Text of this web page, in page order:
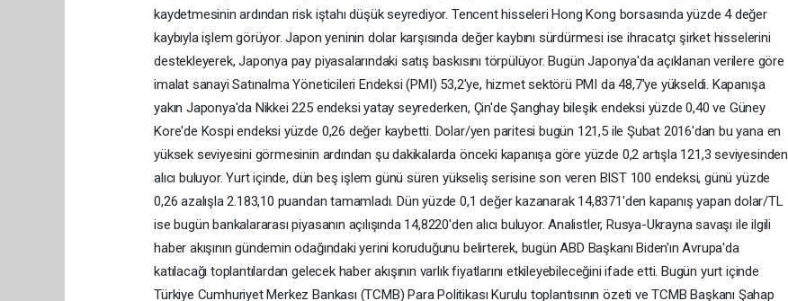
kaydetmesinin ardından risk iştahı düşük seyrediyor. Tencent hisseleri Hong Kong borsasında yüzde 4 değer
kaybıyla işlem görüyor. Japon yeninin dolar karşısında değer kaybını sürdürmesi ise ihracatçı şirket hisselerini
destekleyerek, Japonya pay piyasalarındaki satış baskısını törpülüyor. Bugün Japonya'da açıklanan verilere göre
imalat sanayi Satınalma Yöneticileri Endeksi (PMI) 53,2'ye, hizmet sektörü PMI da 48,7'ye yükseldi. Kapanışa
yakın Japonya'da Nikkei 225 endeksi yatay seyrederken, Çin'de Şanghay bileşik endeksi yüzde 0,40 ve Güney
Kore'de Kospi endeksi yüzde 0,26 değer kaybetti. Dolar/yen paritesi bugün 121,5 ile Şubat 2016'dan bu yana en
yüksek seviyesini görmesinin ardından şu dakikalarda önceki kapanışa göre yüzde 0,2 artışla 121,3 seviyesinden
alıcı buluyor. Yurt içinde, dün beş işlem günü süren yükseliş serisine son veren BIST 100 endeksi, günü yüzde
0,26 azalışla 2.183,10 puandan tamamladı. Dün yüzde 0,1 değer kazanarak 14,8371'den kapanış yapan dolar/TL
ise bugün bankalararası piyasanın açılışında 14,8220'den alıcı buluyor. Analistler, Rusya-Ukrayna savaşı ile ilgili
haber akışının gündemin odağındaki yerini koruduğunu belirterek, bugün ABD Başkanı Biden'ın Avrupa'da
katılacağı toplantılardan gelecek haber akışının varlık fiyatlarını etkileyebileceğini ifade etti. Bugün yurt içinde
Türkiye Cumhuriyet Merkez Bankası (TCMB) Para Politikası Kurulu toplantısının özeti ve TCMB Başkanı Şahap